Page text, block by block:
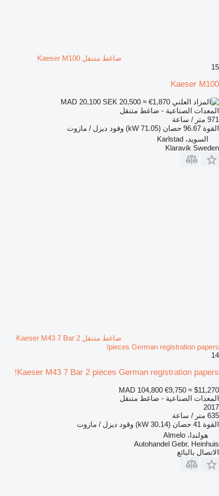
ضاغط متنقل Kaeser M100
15
Kaeser M100
SEK 20,500 ≈ €1,870
المعدات الصناعية - ضاغط متنقل
971 متر / ساعة
القوة 96.67 حصان (71.05 kW) وقود ديزل / مازوت
السويد، Karlstad
Klaravik Sweden
ضاغط متنقل Kaeser M43 7 Bar 2
pieces German registration papers!
14
Kaeser M43 7 Bar 2 pieces German registration papers!
MAD 104,800 €9,750 ≈ $11,270
المعدات الصناعية - ضاغط متنقل
2017
635 متر / ساعة
القوة 41 حصان (30.14 kW) وقود ديزل / مازوت
هولندا، Almelo
Autohandel Gebr. Heinhuis
الاتصال بالبائع